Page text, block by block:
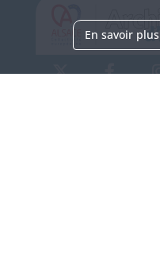
En savoir plus